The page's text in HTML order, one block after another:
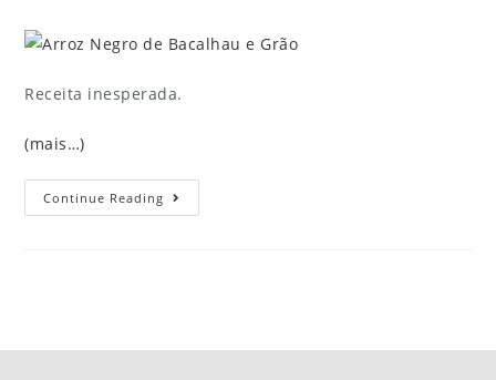
Receita inesperada.
(mais…)
Continue Reading